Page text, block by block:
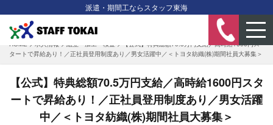
派遣・期間工ならスタッフ東海
HOME > 求人情報 > 組立・加工・検査 >
【公式】特典総額70.5万円支給／高時給1600円ス
タートで昇給あり！／正社員登用制度あり／男女活躍中／＜トヨタ紡織(株)期間社員大募集＞
【公式】特典総額70.5万円支給／高時給1600円スタ
ートで昇給あり！／正社員登用制度あり／男女活躍
中／＜トヨタ紡織(株)期間社員大募集＞